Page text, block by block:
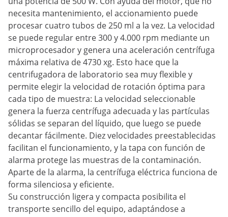
necesita mantenimiento, el accionamiento puede
procesar cuatro tubos de 250 ml a la vez. La velocidad
se puede regular entre 300 y 4.000 rpm mediante un
microprocesador y genera una aceleración centrífuga
máxima relativa de 4730 xg. Esto hace que la
centrifugadora de laboratorio sea muy flexible y
permite elegir la velocidad de rotación óptima para
cada tipo de muestra: La velocidad seleccionable
genera la fuerza centrífuga adecuada y las partículas
sólidas se separan del líquido, que luego se puede
decantar fácilmente. Diez velocidades preestablecidas
facilitan el funcionamiento, y la tapa con función de
alarma protege las muestras de la contaminación.
Aparte de la alarma, la centrífuga eléctrica funciona de
forma silenciosa y eficiente.
Su construcción ligera y compacta posibilita el
transporte sencillo del equipo, adaptándose a